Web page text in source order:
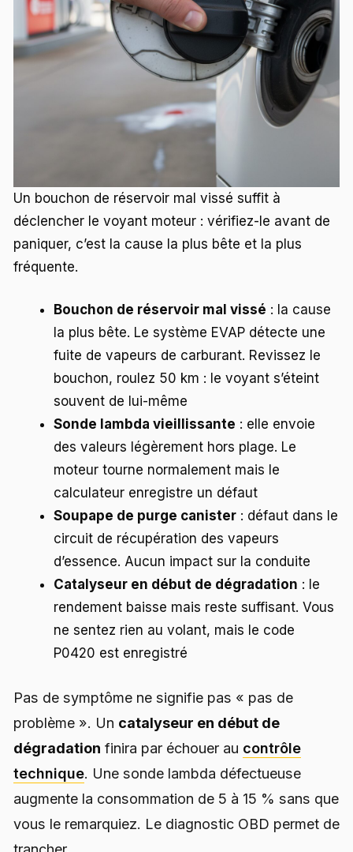
Un bouchon de réservoir mal vissé suffit à
déclencher le voyant moteur : vérifiez-le avant de
paniquer, c’est la cause la plus bête et la plus
fréquente.
Bouchon de réservoir mal vissé : la cause
la plus bête. Le système EVAP détecte une
fuite de vapeurs de carburant. Revissez le
bouchon, roulez 50 km : le voyant s’éteint
souvent de lui-même
Sonde lambda vieillissante : elle envoie
des valeurs légèrement hors plage. Le
moteur tourne normalement mais le
calculateur enregistre un défaut
Soupape de purge canister : défaut dans le
circuit de récupération des vapeurs
d’essence. Aucun impact sur la conduite
Catalyseur en début de dégradation : le
rendement baisse mais reste suffisant. Vous
ne sentez rien au volant, mais le code
P0420 est enregistré
Pas de symptôme ne signifie pas « pas de
problème ». Un catalyseur en début de
dégradation finira par échouer au contrôle
technique. Une sonde lambda défectueuse
augmente la consommation de 5 à 15 % sans que
vous le remarquiez. Le diagnostic OBD permet de